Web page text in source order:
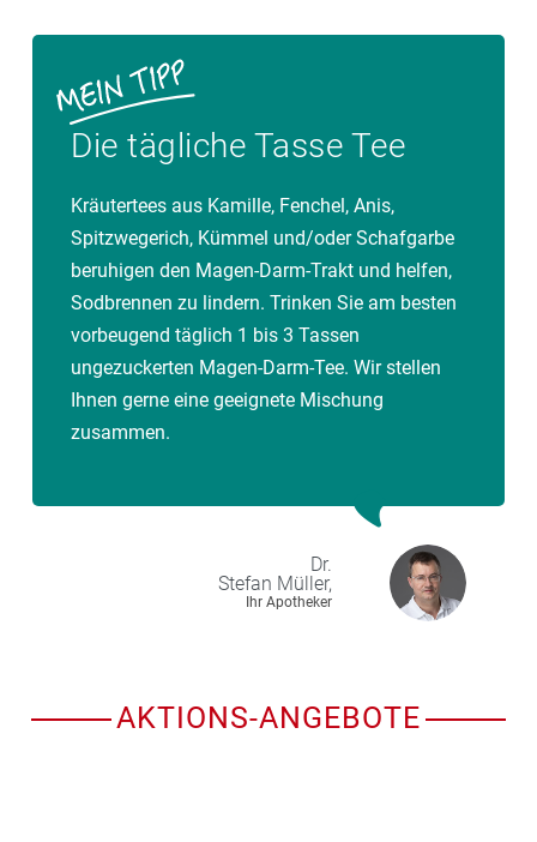
Die tägliche Tasse Tee
Kräutertees aus Kamille, Fenchel, Anis,
Spitzwegerich, Kümmel und/oder Schafgarbe
beruhigen den Magen-Darm-Trakt und helfen,
Sodbrennen zu lindern. Trinken Sie am besten
vorbeugend täglich 1 bis 3 Tassen
ungezuckerten Magen-Darm-Tee. Wir stellen
Ihnen gerne eine geeignete Mischung
zusammen.
Dr.
Stefan Müller,
Ihr Apotheker
AKTIONS-ANGEBOTE